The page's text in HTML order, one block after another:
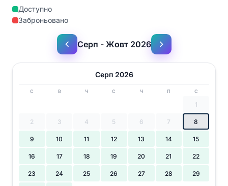
Доступно
Заброньовано
Серп - Жовт 2026
Серп 2026
С В Ч С Ч П С
1
2 3 4 5 6 7 8
9 10 11 12 13 14 15
16 17 18 19 20 21 22
23 24 25 26 27 28 29